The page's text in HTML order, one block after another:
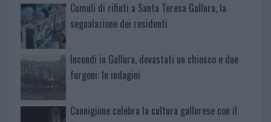
Cumuli di rifiuti a Santa Teresa Gallura, la
segnalazione dei residenti
Incendi in Gallura, devastati un chiosco e due
furgoni: le indagini
Cannigione celebra la cultura gallurese con il